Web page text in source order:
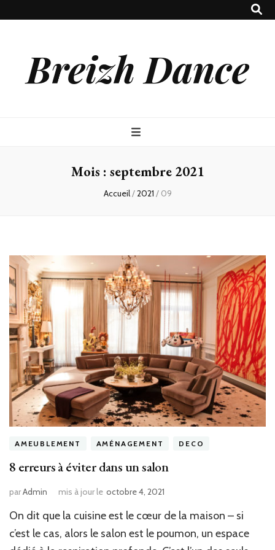
Breizh Dance
Mois : septembre 2021
Accueil/2021 / 09
AMEUBLEMENT AMÉNAGEMENT DECO
8 erreurs à éviter dans un salon
parAdmin mis à jour le octobre 4, 2021
On dit que la cuisine est le cœur de la maison – si
c’est le cas, alors le salon est le poumon, un espace